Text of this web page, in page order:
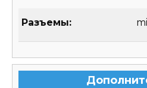
Разъемы: